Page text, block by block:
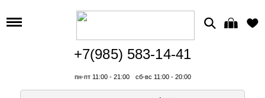
+7(985) 583-14-41
пн-пт 11:00 - 21:00 сб-вс 11:00 - 20:00